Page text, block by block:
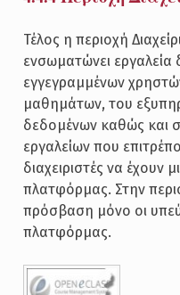
Τέλος η περιοχή
ενσωματώνει εργαλεία
εγγεγραμμένων
μαθημάτων, του
δεδομένων καθώς και
εργαλείων που
διαχειριστές να έχουν
πλατφόρμας. Στην
πρόσβαση μόνο οι
πλατφόρμας.